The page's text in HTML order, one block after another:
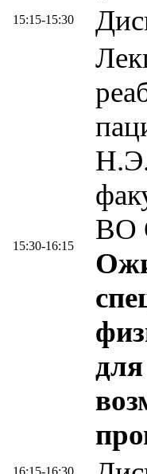
15:15-15:30
15:30-16:15
ВО
16:15-16:30